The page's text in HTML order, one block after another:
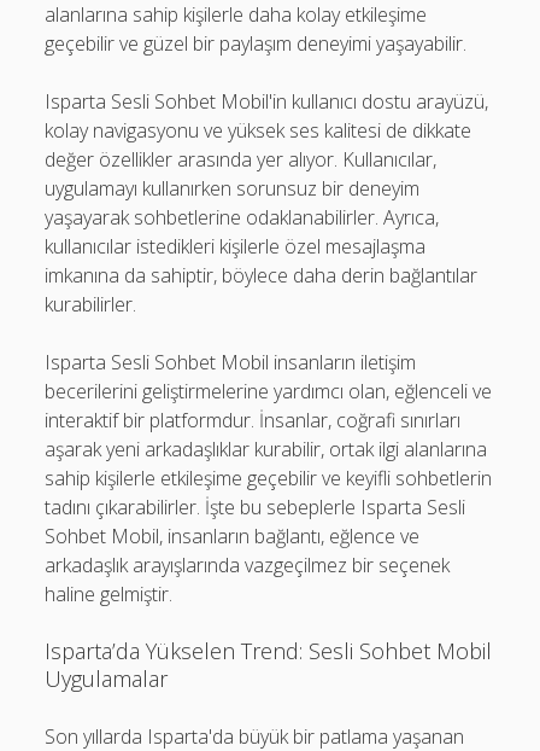
alanlarına sahip kişilerle daha kolay etkileşime
geçebilir ve güzel bir paylaşım deneyimi yaşayabilir.
Isparta Sesli Sohbet Mobil'in kullanıcı dostu arayüzü,
kolay navigasyonu ve yüksek ses kalitesi de dikkate
değer özellikler arasında yer alıyor. Kullanıcılar,
uygulamayı kullanırken sorunsuz bir deneyim
yaşayarak sohbetlerine odaklanabilirler. Ayrıca,
kullanıcılar istedikleri kişilerle özel mesajlaşma
imkanına da sahiptir, böylece daha derin bağlantılar
kurabilirler.
Isparta Sesli Sohbet Mobil insanların iletişim
becerilerini geliştirmelerine yardımcı olan, eğlenceli ve
interaktif bir platformdur. İnsanlar, coğrafi sınırları
aşarak yeni arkadaşlıklar kurabilir, ortak ilgi alanlarına
sahip kişilerle etkileşime geçebilir ve keyifli sohbetlerin
tadını çıkarabilirler. İşte bu sebeplerle Isparta Sesli
Sohbet Mobil, insanların bağlantı, eğlence ve
arkadaşlık arayışlarında vazgeçilmez bir seçenek
haline gelmiştir.
Isparta’da Yükselen Trend: Sesli Sohbet Mobil
Uygulamalar
Son yıllarda Isparta'da büyük bir patlama yaşanan